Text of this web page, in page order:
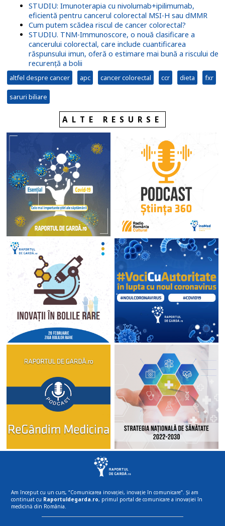
STUDIU: Imunoterapia cu nivolumab+ipilimumab,
eficientă pentru cancerul colorectal MSI-H sau dMMR
Cum putem scădea riscul de cancer colorectal?
STUDIU. TNM-Immunoscore, o nouă clasificare a
cancerului colorectal, care include cuantificarea
răspunsului imun, oferă o estimare mai bună a riscului de
recurență a bolii
altfel despre cancer apc cancer colorectal ccr dieta fxr
saruri biliare
ALTE RESURSE
Am început cu un curs, “Comunicarea inovației, inovație în comunicare”. Și am
continuat cu Raportuldegarda.ro, primul portal de comunicare a inovației în
medicină din România.